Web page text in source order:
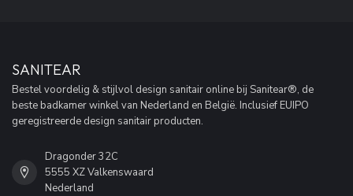
SANITEAR
Bestel voordelig & stijlvol design sanitair online bij Sanitear®, de
beste badkamer winkel van Nederland en België. Inclusief EUIPO
geregistreerde design sanitair producten.
Dragonder 32C
5555 XZ Valkenswaard
Nederland